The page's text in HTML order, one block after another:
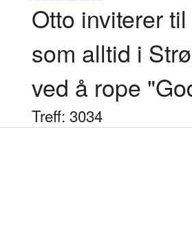
Otto inviterer
som alltid i
ved å rope
Treff: 3034